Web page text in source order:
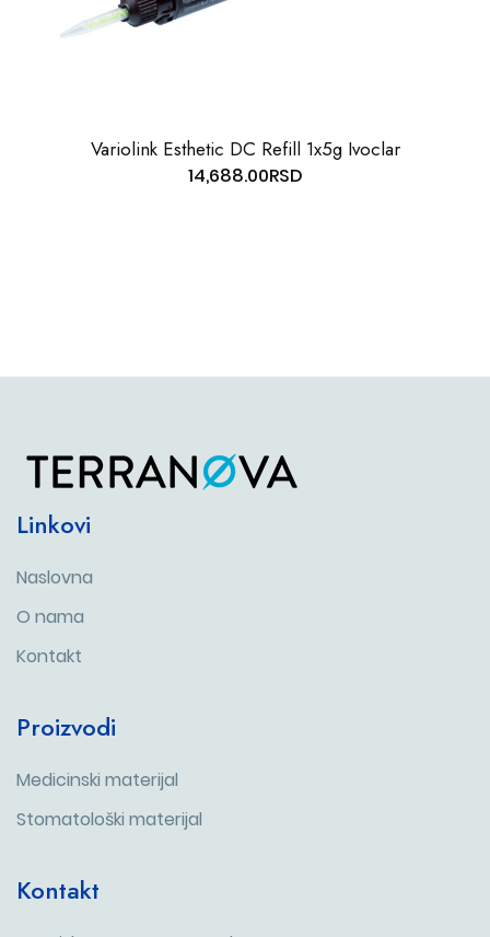
Variolink Esthetic DC Refill 1x5g Ivoclar
14,688.00RSD
Linkovi
Naslovna
O nama
Kontakt
Proizvodi
Medicinski materijal
Stomatološki materijal
Kontakt